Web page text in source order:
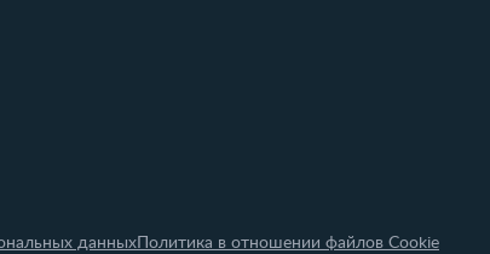
данныхПолитика в отношении файлов Cookie